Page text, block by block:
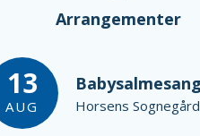
Arrangementer
13
AUG
Babysalmesang
Horsens